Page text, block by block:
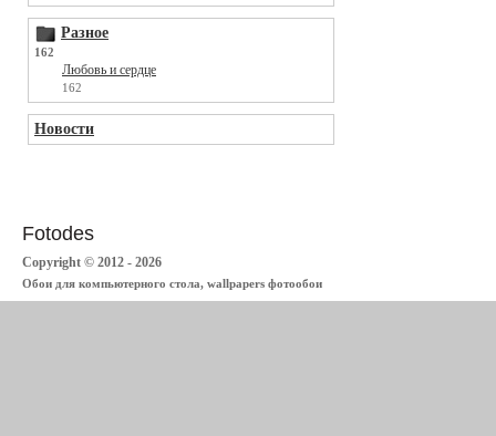
Разное
162
Любовь и сердце
162
Новости
Fotodes
Copyright © 2012 - 2026
Обои для компьютерного стола, wallpapers фотообои